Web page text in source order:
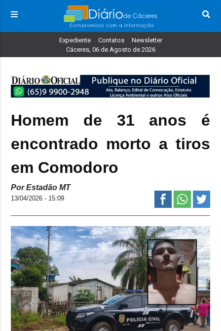
Expediente Contatos
Newsletter
Cáceres, 06 de Agosto de 2026
Homem de 31 anos é
encontrado morto a tiros
em Comodoro
Por Estadão MT
13/04/2026 - 15:09